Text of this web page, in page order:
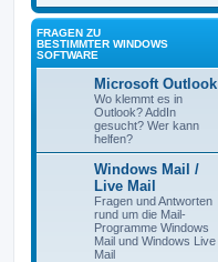
FRAGEN ZU
BESTIMMTER WINDOWS
SOFTWARE
Microsoft Outlook
Wo klemmt es in
Outlook? AddIn
gesucht? Wer kann
helfen?
Windows Mail /
Live Mail
Fragen und Antworten
rund um die Mail-
Programme Windows
Mail und Windows Live
Mail